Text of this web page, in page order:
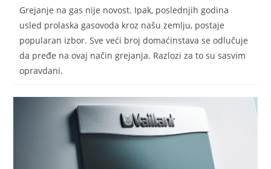
Grejanje na gas nije novost. Ipak, poslednjih godina
usled prolaska gasovoda kroz našu zemlju, postaje
popularan izbor. Sve veći broj domaćinstava se odlučuje
da pređe na ovaj način grejanja. Razlozi za to su sasvim
opravdani.